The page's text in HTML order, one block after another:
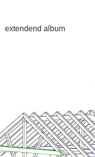
extendend album